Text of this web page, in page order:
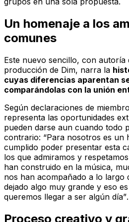
Un homenaje a los
comunes
Este nuevo sencillo, con autoría
producción de Dim, narra la
cuyas diferencias aparentan
comparándolas con la unión
Según declaraciones de
representa las oportunidades
pueden darse aun cuando todo
contrario: “Para nosotros es un
cumplido poder presentar esta
los que admiramos y
han construido en la música,
nos han acompañado a lo largo
dejado algo muy grande y eso
queremos llegar a ser algún día”.
Proceso creativo y